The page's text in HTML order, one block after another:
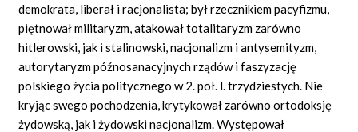
demokrata, liberał i racjonalista; był rzecznikiem pacyfizmu,
piętnował militaryzm, atakował totalitaryzm zarówno
hitlerowski, jak i stalinowski, nacjonalizm i antysemityzm,
autorytaryzm późnosanacyjnych rządów i faszyzację
polskiego życia politycznego w 2. poł. l. trzydziestych. Nie
kryjąc swego pochodzenia, krytykował zarówno ortodoksję
żydowską, jak i żydowski nacjonalizm. Występował